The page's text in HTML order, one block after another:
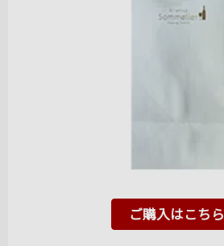
ご購入はこちら